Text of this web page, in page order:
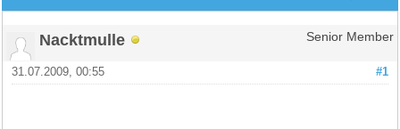
Nacktmulle Senior Member
#1
31.07.2009, 00:55